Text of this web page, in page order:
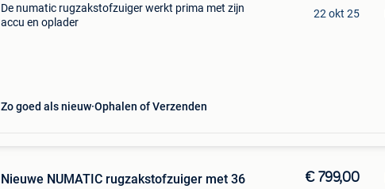
De numatic rugzakstofzuiger werkt prima met zijn
accu en oplader
Zo goed als nieuw Ophalen of Verzenden
22 okt 25
Nieuwe NUMATIC rugzakstofzuiger met 36
€ 799,00